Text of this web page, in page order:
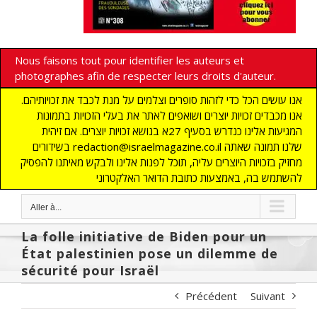
Nous faisons tout pour identifier les auteurs et
photographes afin de respecter leurs droits d'auteur.
אנו עושים הכל כדי לזהות סופרים וצלמים על מנת לכבד את זכויותיהם.
אנו מכבדים זכויות יוצרים ושואפים לאתר את בעלי הזכויות בתמונות
המגיעות אלינו כנדרש בסעיף 27א בנושא זכויות יוצרים. אם זיהית
בשידורים redaction@israelmagazine.co.il שלנו תמונה שאתה
מחזיק בזכויות היוצרים עליה, תוכל לפנות אלינו ולבקש מאיתנו להפסיק
להשתמש בה, באמצעות כתובת הדואר האלקטרוני
Aller à...
La folle initiative de Biden pour un
État palestinien pose un dilemme de
sécurité pour Israël
Précédent Suivant